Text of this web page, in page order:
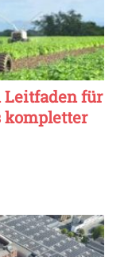
für
kompletter